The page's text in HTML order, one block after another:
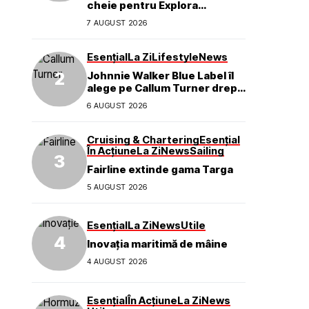
cheie pentru Explora
Journeys
7 AUGUST 2026
EsențialLa ZiLifestyleNews
Johnnie Walker Blue Label îl
alege pe Callum Turner drept
noul ambasador global al
mărcii
6 AUGUST 2026
Cruising & CharteringEsențial
În AcțiuneLa ZiNewsSailing
Fairline extinde gama Targa
5 AUGUST 2026
EsențialLa ZiNewsUtile
Inovația maritimă de mâine
4 AUGUST 2026
EsențialÎn AcțiuneLa ZiNews